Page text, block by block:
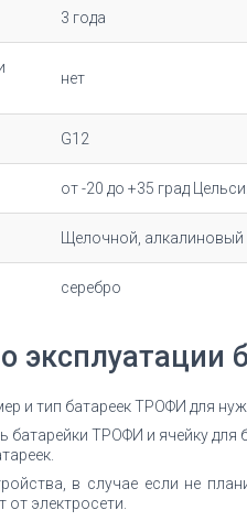
3 года
нет
G12
от -20 до +35 град
Щелочной, алкалиновый
серебро
эксплуатации
и тип батареек ТРОФИ для
батарейки ТРОФИ и ячейку
в случае если не
электросети.